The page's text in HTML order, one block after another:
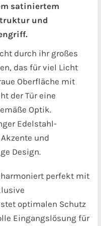
satiniertem
und
durch ihr großes
das für viel Licht
Oberfläche mit
der Tür eine
Optik.
Edelstahl-
und
Design.
perfekt mit
optimalen Schutz
Eingangslösung für